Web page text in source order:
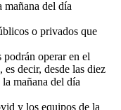
mañana del día
o privados que
podrán operar en el
decir, desde las diez
mañana del día
y los equipos de la